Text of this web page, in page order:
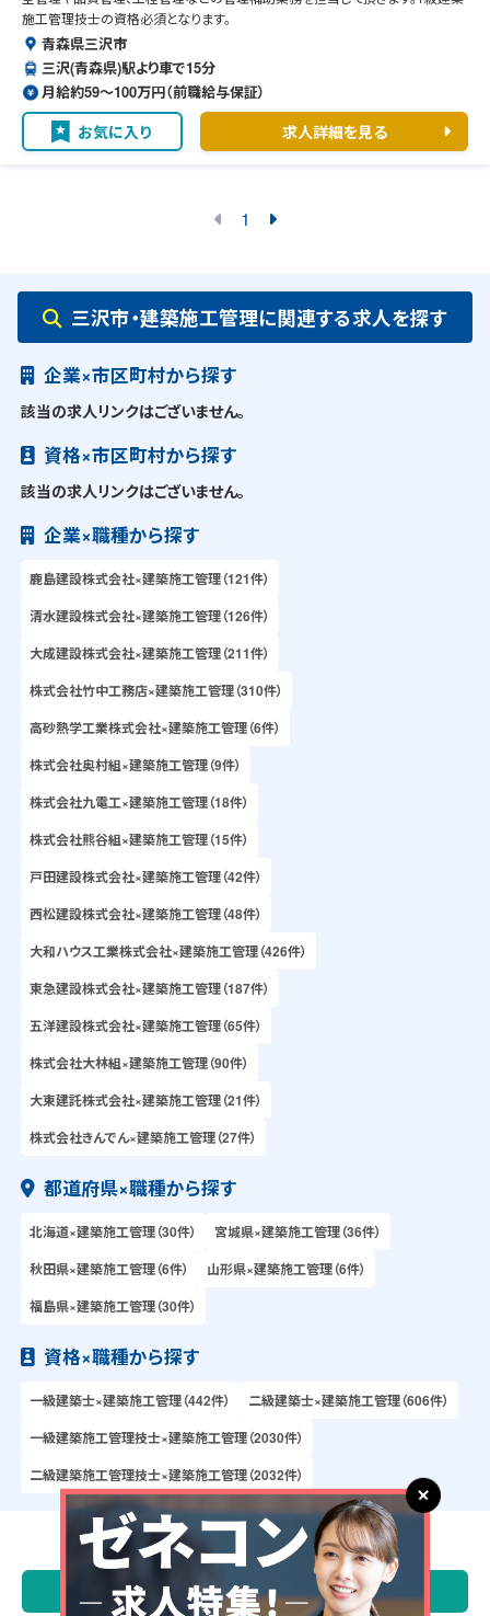
施工管理技士の資格必須となります。
青森県三沢市
三沢(青森県)駅より車で15分
月給約59〜100万円（前職給与保証）
お気に入り 求人詳細を見る
1
三沢市・建築施工管理に関連する求人を探す
企業×市区町村から探す
該当の求人リンクはございません。
資格×市区町村から探す
該当の求人リンクはございません。
企業×職種から探す
鹿島建設株式会社×建築施工管理（121件）
清水建設株式会社×建築施工管理（126件）
大成建設株式会社×建築施工管理（211件）
株式会社竹中工務店×建築施工管理（310件）
高砂熱学工業株式会社×建築施工管理（6件）
株式会社奥村組×建築施工管理（9件）
株式会社九電工×建築施工管理（18件）
株式会社熊谷組×建築施工管理（15件）
戸田建設株式会社×建築施工管理（42件）
西松建設株式会社×建築施工管理（48件）
大和ハウス工業株式会社×建築施工管理（426件）
東急建設株式会社×建築施工管理（187件）
五洋建設株式会社×建築施工管理（65件）
株式会社大林組×建築施工管理（90件）
大東建託株式会社×建築施工管理（21件）
株式会社きんでん×建築施工管理（27件）
都道府県×職種から探す
北海道×建築施工管理（30件）
宮城県×建築施工管理（36件）
秋田県×建築施工管理（6件）
山形県×建築施工管理（6件）
福島県×建築施工管理（30件）
資格×職種から探す
一級建築士×建築施工管理（442件）
二級建築士×建築施工管理（606件）
一級建築施工管理技士×建築施工管理（2030件）
二級建築施工管理技士×建築施工管理（2032件）
\ 施工管理求人サーチ 転職成功者の声 /